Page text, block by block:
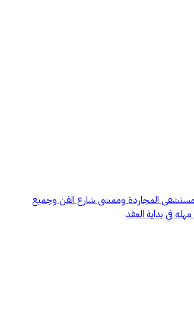
مستشفى المجاردة وممشى شارع الفن وجميع